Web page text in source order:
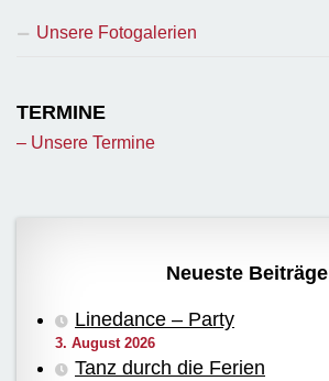
Unsere Fotogalerien
TERMINE
– Unsere Termine
Neueste Beiträge
Linedance – Party
3. August 2026
Tanz durch die Ferien